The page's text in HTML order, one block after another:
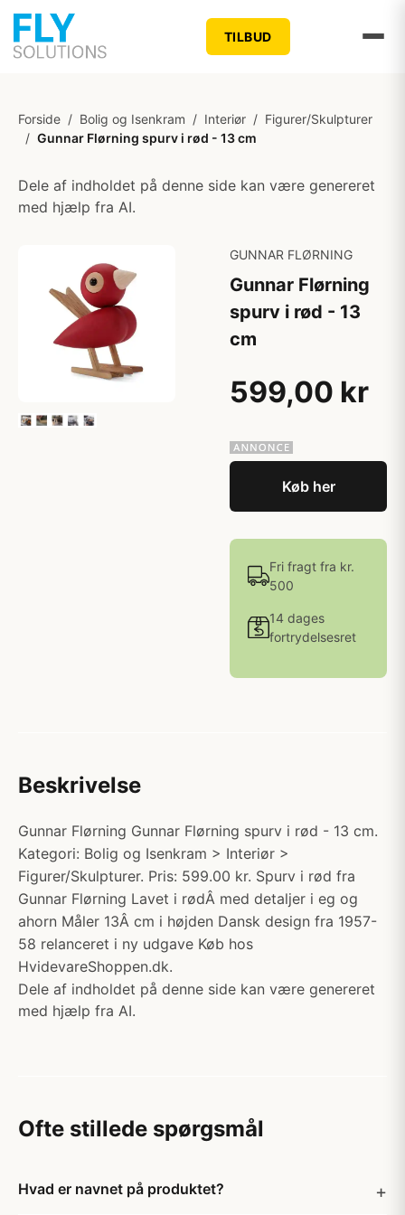
TILBUD
Forside / Bolig og Isenkram / Interiør / Figurer/Skulpturer
/ Gunnar Flørning spurv i rød - 13 cm
Dele af indholdet på denne side kan være genereret
med hjælp fra AI.
GUNNAR FLØRNING
Gunnar Flørning
spurv i rød - 13
cm
599,00 kr
Køb her
Fri fragt fra kr.
500
14 dages
fortrydelsesret
Beskrivelse
Gunnar Flørning Gunnar Flørning spurv i rød - 13 cm.
Kategori: Bolig og Isenkram > Interiør >
Figurer/Skulpturer. Pris: 599.00 kr. Spurv i rød fra
Gunnar Flørning Lavet i rødÂ med detaljer i eg og
ahorn Måler 13Â cm i højden Dansk design fra 1957-
58 relanceret i ny udgave Køb hos
HvidevareShoppen.dk.
Dele af indholdet på denne side kan være genereret
med hjælp fra AI.
Ofte stillede spørgsmål
Hvad er navnet på produktet?